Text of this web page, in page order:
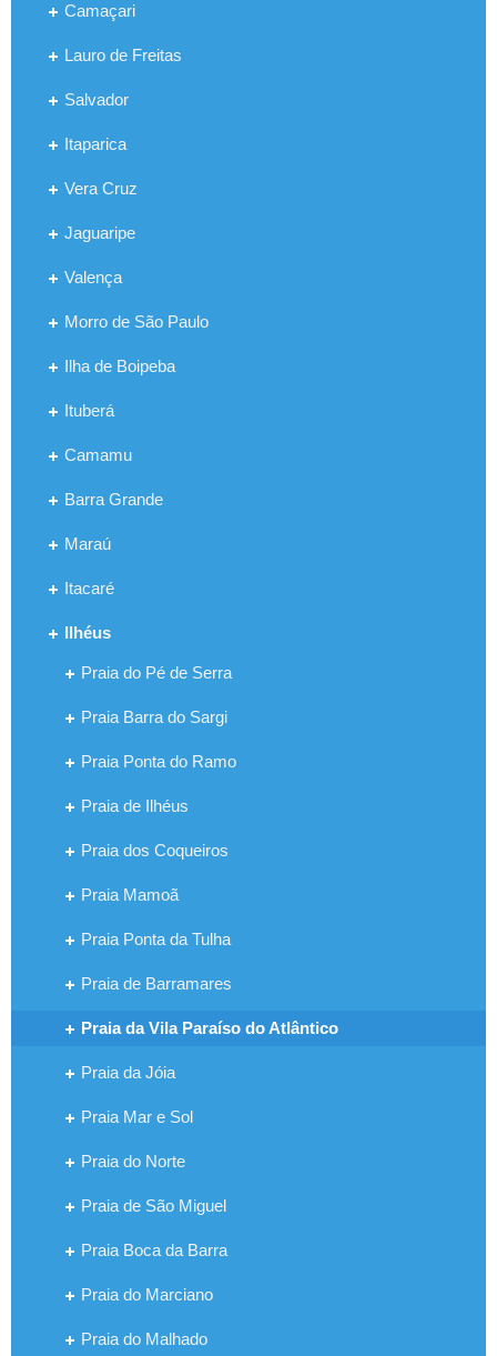
Camaçari
Lauro de Freitas
Salvador
Itaparica
Vera Cruz
Jaguaripe
Valença
Morro de São Paulo
Ilha de Boipeba
Ituberá
Camamu
Barra Grande
Maraú
Itacaré
Ilhéus
Praia do Pé de Serra
Praia Barra do Sargi
Praia Ponta do Ramo
Praia de Ilhéus
Praia dos Coqueiros
Praia Mamoã
Praia Ponta da Tulha
Praia de Barramares
Praia da Vila Paraíso do Atlântico
Praia da Jóia
Praia Mar e Sol
Praia do Norte
Praia de São Miguel
Praia Boca da Barra
Praia do Marciano
Praia do Malhado